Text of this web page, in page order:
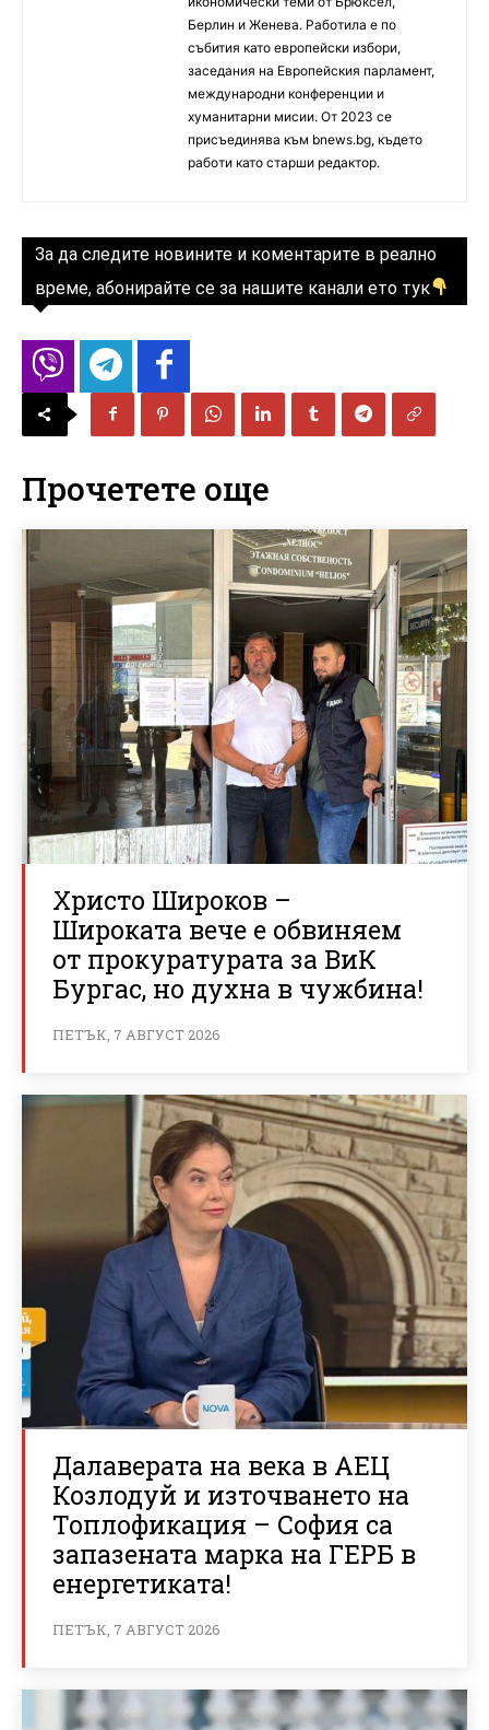
Берлин и Женева. Работила е по
събития като европейски избори,
заседания на Европейския парламент,
международни конференции и
хуманитарни мисии. От 2023 се
присъединява към bnews.bg, където
работи като старши редактор.
За да следите новините и коментарите в реално
време, абонирайте се за нашите канали ето тук
Прочетете още
Христо Широков –
Широката вече е обвиняем
от прокуратурата за ВиК
Бургас, но духна в чужбина!
ПЕТЪК, 7 АВГУСТ 2026
Далаверата на века в АЕЦ
Козлодуй и източването на
Топлофикация – София са
запазената марка на ГЕРБ в
енергетиката!
ПЕТЪК, 7 АВГУСТ 2026